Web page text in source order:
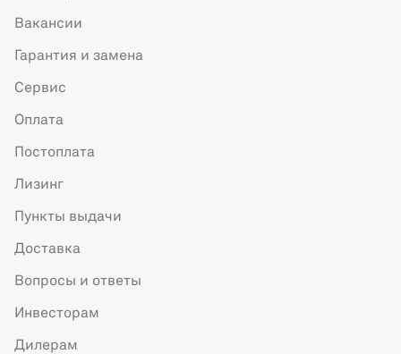
Вакансии
Гарантия и замена
Сервис
Оплата
Постоплата
Лизинг
Пункты выдачи
Доставка
Вопросы и ответы
Инвесторам
Дилерам